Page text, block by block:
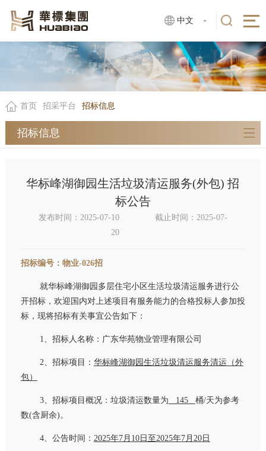
中文
首页 招采平台 招标信息
招标信息
华标峰湖御园生活垃圾清运服务(外包) 招
标公告
发布时间：2025-07-10
截止时间：2025-07-
20
招标编号：物业-026招
就华标峰湖御园多层住宅小区生活垃圾清运服务进行公
开招标，欢迎国内对上述项目有服务能力的合格投标人参加投
标，现将招标有关事宜公告如下：
1、招标人名称：广东华苑物业管理有限公司
2、招标项目 ： 华标峰湖御园生活垃圾清运服务清运（外
包）
3、招标项目 概况：垃圾清运数量为 145 桶/天为参考
数(含厨余)。
4、公告时间： 2025年7月 10日至2025年7月 20日